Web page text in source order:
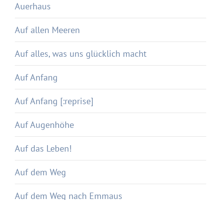
Auerhaus
Auf allen Meeren
Auf alles, was uns glücklich macht
Auf Anfang
Auf Anfang [:reprise]
Auf Augenhöhe
Auf das Leben!
Auf dem Weg
Auf dem Weg nach Emmaus